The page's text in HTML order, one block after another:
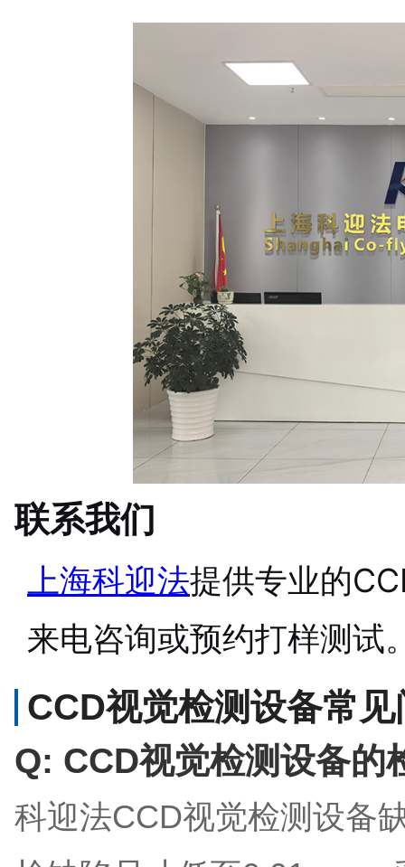
联系我们
上海科迎法提供专业的
来电咨询或预约打样测试
CCD视觉检测设备常
Q: CCD视觉检测设备的
科迎法CCD视觉检测设备